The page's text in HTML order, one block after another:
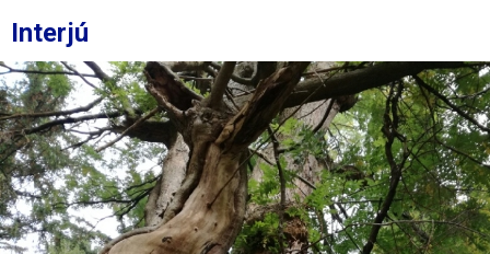
Interjú